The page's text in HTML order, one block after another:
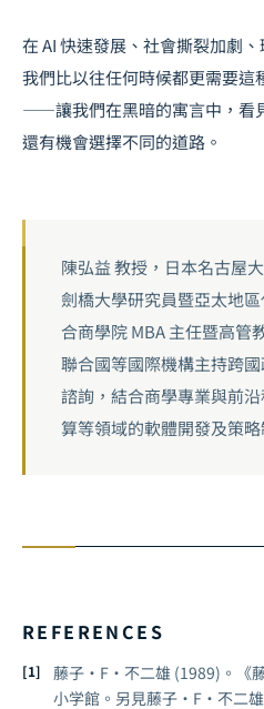
在 AI 快速發展、社會撕裂加劇
我們比以往任何時候都更需要這
——讓我們在黑暗的寓言中，看
還有機會選擇不同的道路。
陳弘益 教授，日本名古屋
劍橋大學研究員暨亞太地
合商學院 MBA 主任暨高管
聯合國等國際機構主持跨
諮詢，結合商學專業與前
算等領域的軟體開發及策略
REFERENCES
藤子・F・不二雄 (1989)。《
小学館。另見藤子・F・不二